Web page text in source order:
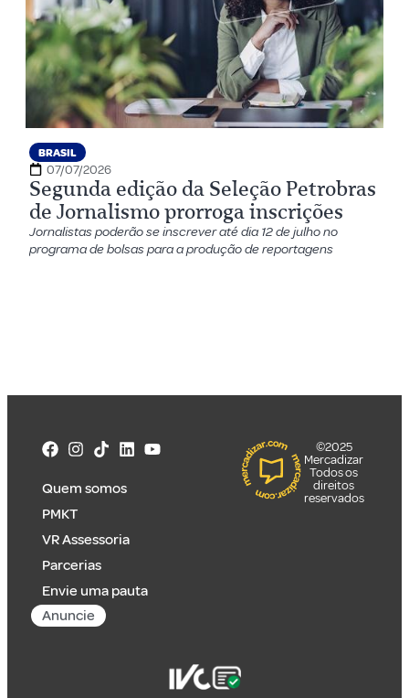
BRASIL
07/07/2026
Segunda edição da Seleção Petrobras
de Jornalismo prorroga inscrições
Jornalistas poderão se inscrever até dia 12 de julho no
programa de bolsas para a produção de reportagens
Quem somos
PMKT
VR Assessoria
Parcerias
Envie uma pauta
Anuncie
©2025
Mercadizar
Todos os
direitos
reservados